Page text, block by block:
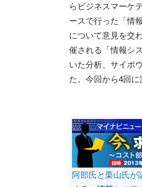
らビジネスマーケ
ースで行った「情
について意見を交
催される「情報シ
いた分析、サイボ
た。今回から4回に
阿部氏と栗山氏が